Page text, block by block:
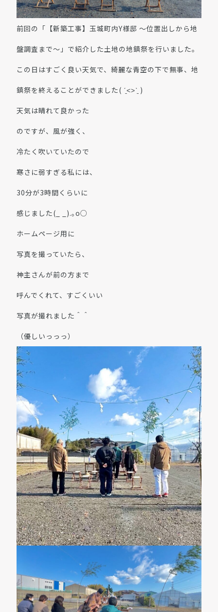
前回の「【新築工事】玉城町内Y様邸 〜位置出しから地
盤調査まで〜」で紹介した土地の地鎮祭を行いました。
この日はすごく良い天気で、綺麗な青空の下で無事、地
鎮祭を終えることができました( ˊ̱˂˃ˋ̱ )
天気は晴れて良かった
のですが、風が強く、
冷たく吹いていたので
寒さに弱すぎる私には、
30分が3時間くらいに
感じました(_ _).｡o○
ホームページ用に
写真を撮っていたら、
神主さんが前の方まで
呼んでくれて、すごくいい
写真が撮れました＾＾
（優しいっっっ）